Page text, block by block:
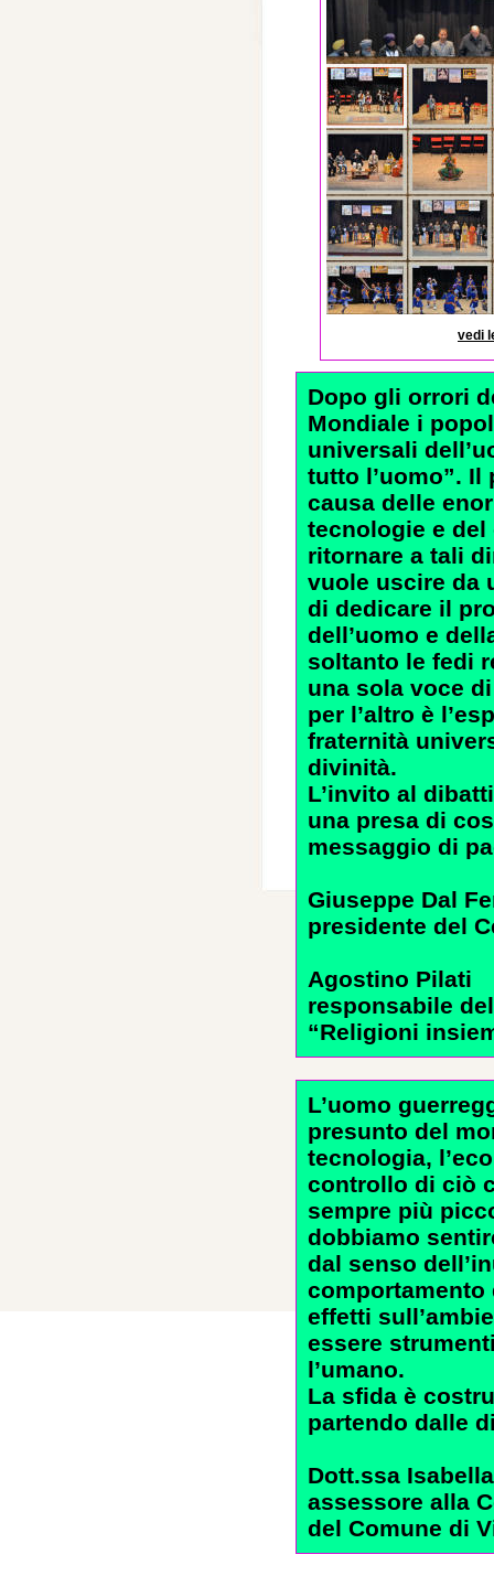
vedi
Dopo gli orrori
Mondiale i
universali
tutto l’uomo”.
causa delle
tecnologie e
ritornare a tali
vuole uscire da
di dedicare il
dell’uomo e
soltanto le fedi
una sola voce
per l’altro è
fraternità
divinità.
L’invito al
una presa di
messaggio di
Giuseppe Dal
presidente del
Agostino Pilati
responsabile
“Religioni
L’uomo
presunto del
tecnologia,
controllo di ciò
sempre più
dobbiamo
dal senso
comportamento
effetti
essere
l’umano.
La sfida è
partendo dalle
Dott.ssa
assessore alla
del Comune di